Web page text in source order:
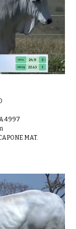
4997
MAT.